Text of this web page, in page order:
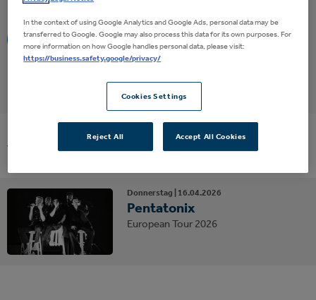
Eventalarm
Vergangene Events
Donnerstag | 16.04.2026
Pentatonix
European Tour 2026
In the context of using Google Analytics and Google Ads, personal data may be
transferred to Google. Google may also process this data for its own purposes. For
more information on how Google handles personal data, please visit:
https://business.safety.google/privacy/
Cookies Settings
Reject All Accept All Cookies